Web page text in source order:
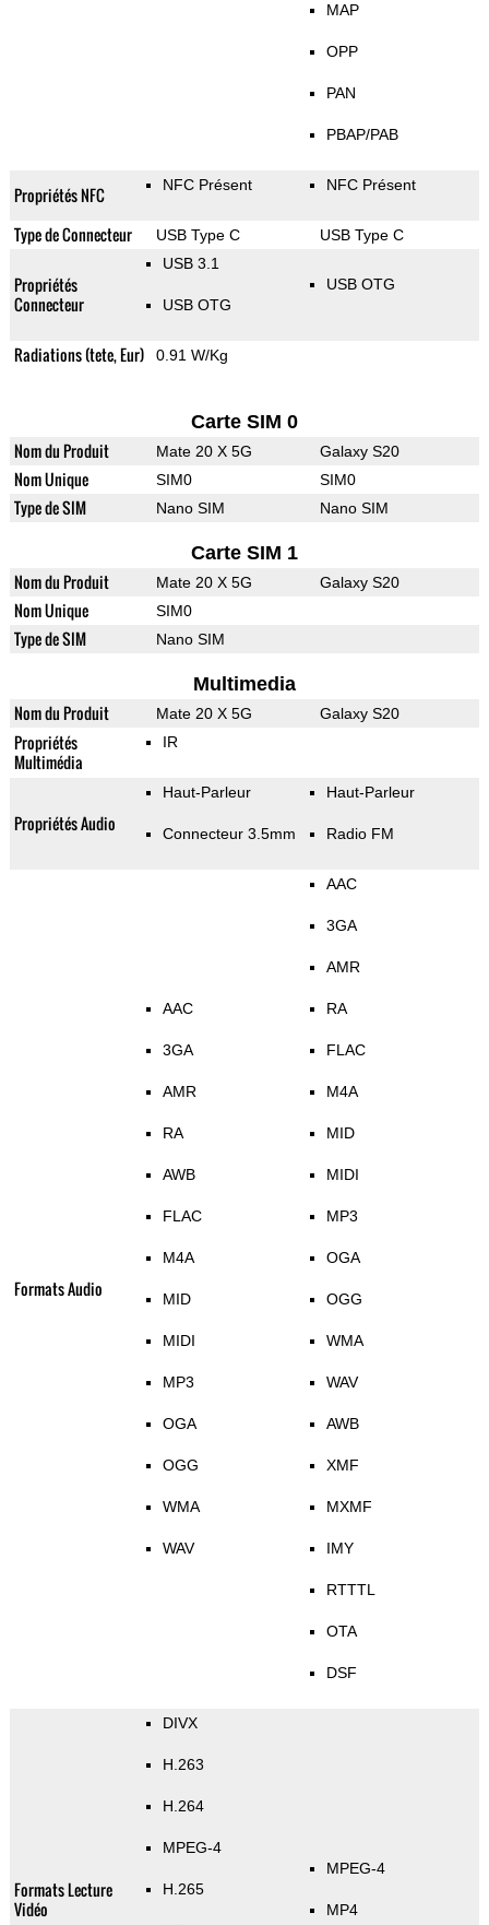
MAP
OPP
PAN
PBAP/PAB
Propriétés NFC NFC Présent NFC Présent
Type de Connecteur USB Type C USB Type C
Propriétés
Connecteur
USB 3.1
USB OTG
USB OTG
Radiations (tete, Eur) 0.91 W/Kg
Carte SIM 0
Nom du Produit Mate 20 X 5G Galaxy S20
Nom Unique SIM0 SIM0
Type de SIM Nano SIM Nano SIM
Carte SIM 1
Nom du Produit Mate 20 X 5G Galaxy S20
Nom Unique SIM0
Type de SIM Nano SIM
Multimedia
Nom du Produit Mate 20 X 5G Galaxy S20
Propriétés
Multimédia
IR
Propriétés Audio
Haut-Parleur
Connecteur 3.5mm
Haut-Parleur
Radio FM
Formats Audio
AAC
3GA
AMR
RA
AWB
FLAC
M4A
MID
MIDI
MP3
OGA
OGG
WMA
WAV
AAC
3GA
AMR
RA
FLAC
M4A
MID
MIDI
MP3
OGA
OGG
WMA
WAV
AWB
XMF
MXMF
IMY
RTTTL
OTA
DSF
Formats Lecture
Vidéo
DIVX
H.263
H.264
MPEG-4
H.265
MPEG-4
MP4